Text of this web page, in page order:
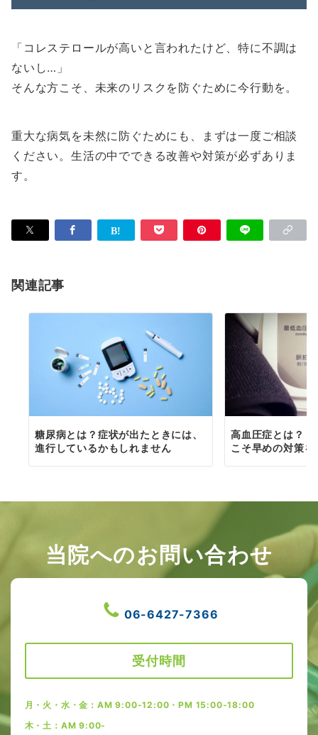
「コレステロールが高いと言われたけど、特に不調は
ないし…」
そんな方こそ、未来のリスクを防ぐために今行動を。
重大な病気を未然に防ぐためにも、まずは一度ご相談
ください。生活の中でできる改善や対策が必ずありま
す。
関連記事
糖尿病とは？症状が出たときには、
進行しているかもしれません
高血圧症とは？
こそ早めの対策を
当院へのお問い合わせ
06-6427-7366
受付時間
月・火・水・金：AM 9:00-12:00・PM 15:00-18:00
木・土：AM 9:00-